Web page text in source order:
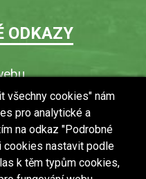
ODKAZY
informace
(GDPR)
všechny cookies" nám
pro analytické a
na odkaz "Podrobné
cookies nastavit podle
k těm typům cookies,